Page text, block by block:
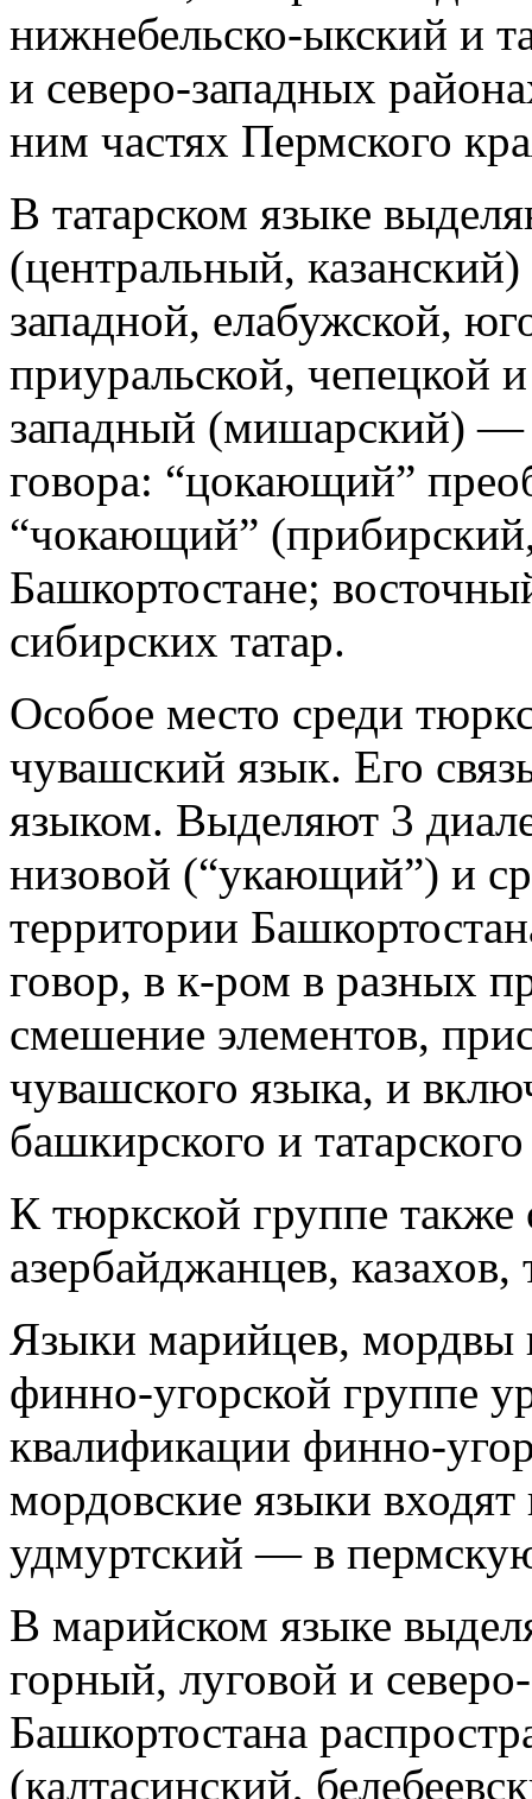
нижнебельско-ыкский и
и северо‑западных
ним частях Пермского
В татарском языке
(центральный,
западной, елабужской,
приуральской, чепецкой
западный (мишарский) —
говора: “цокающий”
“чокающий”
Башкортостане;
сибирских татар.
Особое место среди
чувашский язык. Его
языком. Выделяют 3
низовой (“укающий”) и
территории
говор, в к‑ром в разных
смешение элементов,
чувашского языка, и
башкирского и
К тюркской группе также
азербайджанцев, казахов,
Языки марийцев, мордвы
финно‑угорской группе
квалификации финно-
мордовские языки
удмуртский — в
В марийском языке
горный, луговой и
Башкортостана
(калтасинский,